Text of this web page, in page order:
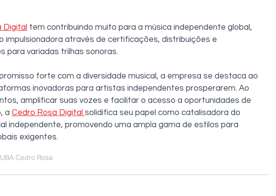
Digital tem contribuindo muito para a música independente global,
impulsionadora através de certificações, distribuições e
para variadas trilhas sonoras.
forte com a diversidade musical, a empresa se destaca ao
inovadoras para artistas independentes prosperarem. Ao
amplificar suas vozes e facilitar o acesso a oportunidades de
a Cedro Rosa Digital solidifica seu papel como catalisadora do
independente, promovendo uma ampla gama de estilos para
exigentes.
Cedro Rosa